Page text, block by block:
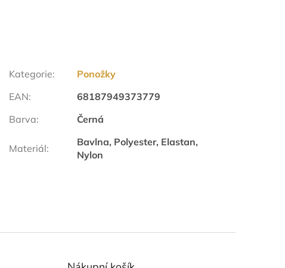
Kategorie:
Ponožky
EAN:
68187949373779
Barva: Černá
Materiál:
Bavlna, Polyester, Elastan,
Nylon